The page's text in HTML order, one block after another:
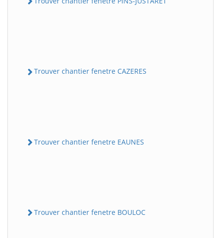
Trouver chantier fenetre CAZERES
Trouver chantier fenetre EAUNES
Trouver chantier fenetre BOULOC